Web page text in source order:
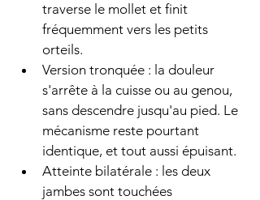
traverse le mollet et finit
fréquemment vers les petits
orteils.
Version tronquée : la douleur
s'arrête à la cuisse ou au genou,
sans descendre jusqu'au pied. Le
mécanisme reste pourtant
identique, et tout aussi épuisant.
Atteinte bilatérale : les deux
jambes sont touchées